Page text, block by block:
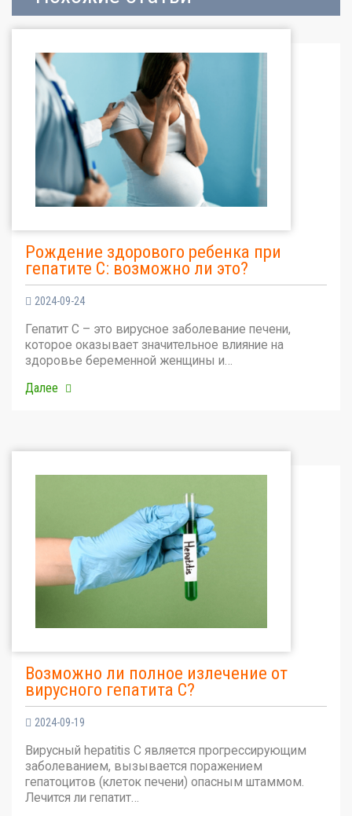
Рождение здорового ребенка при
гепатите С: возможно ли это?
2024-09-24
Гепатит С – это вирусное заболевание печени,
которое оказывает значительное влияние на
здоровье беременной женщины и…
Далее
Возможно ли полное излечение от
вирусного гепатита С?
2024-09-19
Вирусный hepatitis C является прогрессирующим
заболеванием, вызывается поражением
гепатоцитов (клеток печени) опасным штаммом.
Лечится ли гепатит…